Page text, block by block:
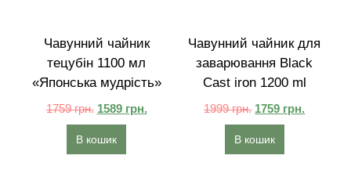
Чавунний чайник
тецубін 1100 мл
«Японська мудрість»
1759грн. 1589 грн.
В кошик
Чавунний чайник для
заварювання Black
Cast iron 1200 ml
1999грн. 1759 грн.
В кошик